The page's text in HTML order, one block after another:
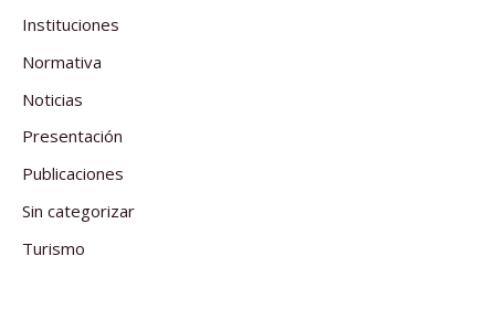
Instituciones
Normativa
Noticias
Presentación
Publicaciones
Sin categorizar
Turismo